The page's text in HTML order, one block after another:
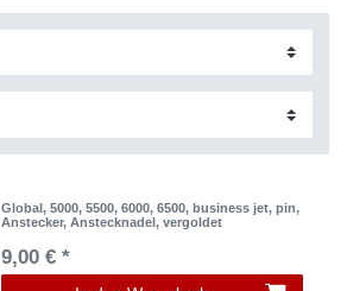
Global, 5000, 5500, 6000, 6500, business jet, pin,
Anstecker, Anstecknadel, vergoldet
9,00 € *